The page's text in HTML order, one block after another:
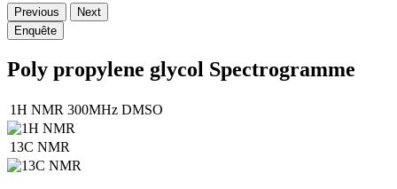
Previous
Next
Enquête
Poly propylene glycol Spectrogramme
1H NMR 300MHz DMSO
13C NMR